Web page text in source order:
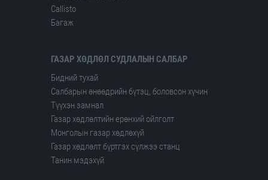
Сallisto
Багаж
ГАЗАР ХӨДЛӨЛ СУДЛАЛЫН САЛБАР
Бидний тухай
Салбарын өнөөдрийн бүтэц, боловсон хүчин
Түүхэн замнал
Газар хөдлөлтийн ерөнхий ойлголт
Монголын газар хөдлөхүй
Газар хөдлөлт бүртгэх сүлжээ станц
Танин мэдэхүй